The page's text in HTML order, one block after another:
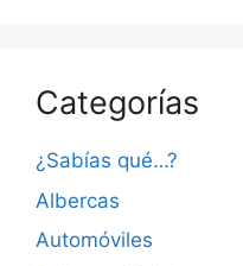
Categorías
¿Sabías qué…?
Albercas
Automóviles